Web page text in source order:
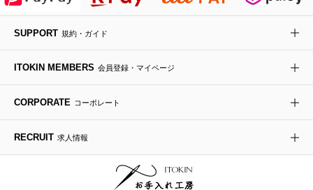
デニムジャケット
ダウンジャケット・コート
手袋
チャーム・ストラップ
ボディバッグ・メッセンジャーバッグ
トラベルバッグ
ローファー
ドレスシューズ
ラナンキュラス
ポプリアレンジ＆フレグランス
SUPPORT 規約・ガイド
ITOKIN MEMBERS 会員登録・マイページ
CORPORATE コーポレート
RECRUIT 求人情報